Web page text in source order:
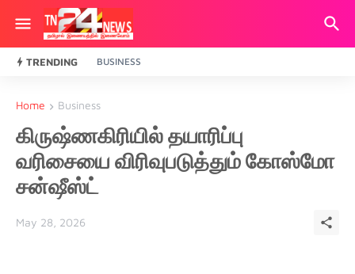
TRENDING BUSINESS
Home Business
கிருஷ்ணகிரியில் தயாரிப்பு
வரிசையை விரிவுபடுத்தும் கோஸ்மோ
சன்ஷீஸ்ட்
May 28, 2026